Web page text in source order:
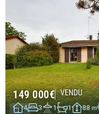
149 000€ VENDU
4 3 1 1 88m²